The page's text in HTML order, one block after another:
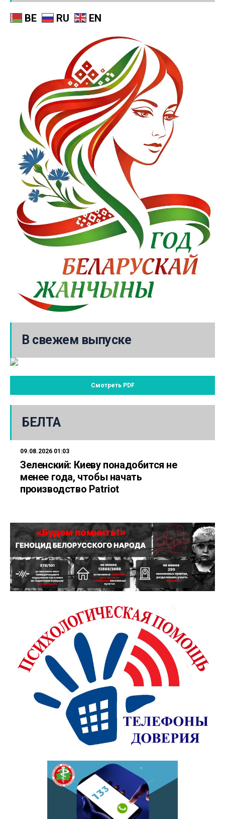
BE RU EN
В свежем выпуске
Смотреть PDF
БЕЛТА
09.08.2026 01:03
Зеленский: Киеву понадобится не
менее года, чтобы начать
производство Patriot